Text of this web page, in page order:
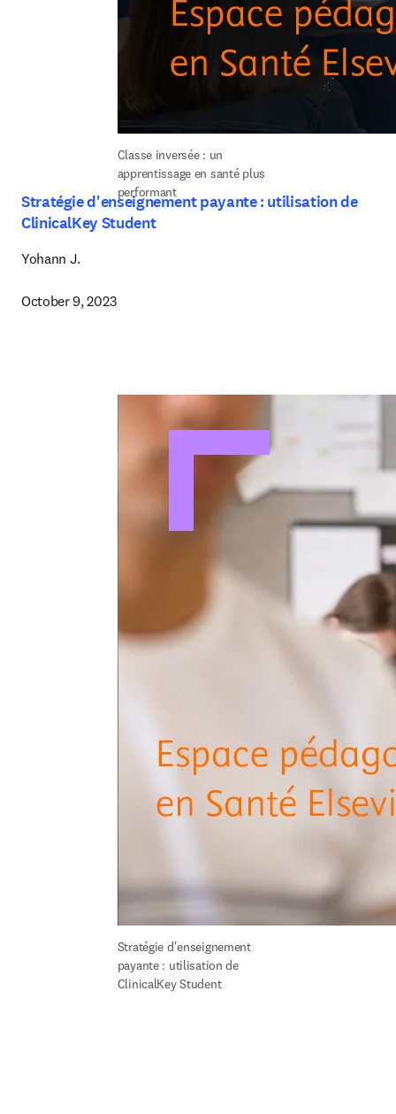
Classe inversée : un
apprentissage en santé plus
performant
Stratégie d'enseignement payante : utilisation de
ClinicalKey Student
Yohann J.
October 9, 2023
Stratégie d'enseignement
payante : utilisation de
ClinicalKey Student